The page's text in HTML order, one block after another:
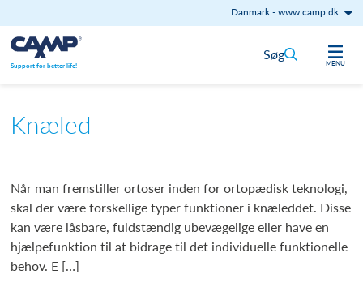
Danmark-www.camp.dk
Gå til indhold
Support for better life! MENU
Søg
Knæled
Når man fremstiller ortoser inden for ortopædisk teknologi,
skal der være forskellige typer funktioner i knæleddet. Disse
kan være låsbare, fuldstændig ubevægelige eller have en
hjælpefunktion til at bidrage til det individuelle funktionelle
behov. E […]